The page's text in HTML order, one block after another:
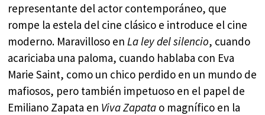
representante del actor contemporáneo, que
rompe la estela del cine clásico e introduce el cine
moderno. Maravilloso enLa ley del silencio, cuando
acariciaba una paloma, cuando hablaba con Eva
Marie Saint, como un chico perdido en un mundo de
mafiosos, pero también impetuoso en el papel de
Emiliano Zapata en Viva Zapata o magnífico en la